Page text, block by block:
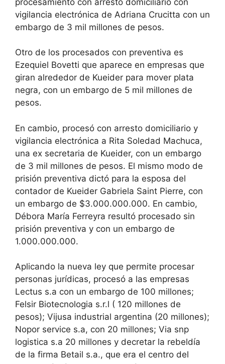
vigilancia electrónica de Adriana Crucitta con un
embargo de 3 mil millones de pesos.
Otro de los procesados con preventiva es
Ezequiel Bovetti que aparece en empresas que
giran alrededor de Kueider para mover plata
negra, con un embargo de 5 mil millones de
pesos.
En cambio, procesó con arresto domiciliario y
vigilancia electrónica a Rita Soledad Machuca,
una ex secretaria de Kueider, con un embargo
de 3 mil millones de pesos. El mismo modo de
prisión preventiva dictó para la esposa del
contador de Kueider Gabriela Saint Pierre, con
un embargo de $3.000.000.000. En cambio,
Débora María Ferreyra resultó procesado sin
prisión preventiva y con un embargo de
1.000.000.000.
Aplicando la nueva ley que permite procesar
personas jurídicas, procesó a las empresas
Lectus s.a con un embargo de 100 millones;
Felsir Biotecnologia s.r.l ( 120 millones de
pesos); Vijusa industrial argentina (20 millones);
Nopor service s.a, con 20 millones; Via snp
logistica s.a 20 millones y decretar la rebeldía
de la firma Betail s.a., que era el centro del